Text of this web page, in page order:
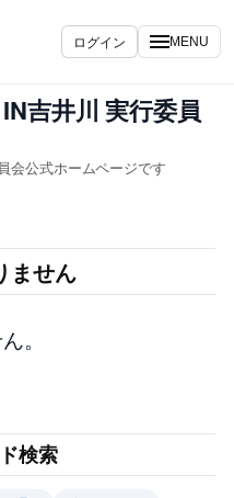
ログイン MENU
吉井川 実行委員
会公式ホームページです
ません
。
検索